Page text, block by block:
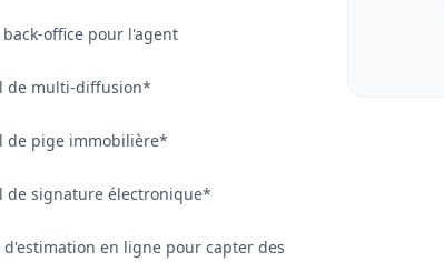
back-office pour l'agent
de multi-diffusion*
de pige immobilière*
de signature électronique*
d'estimation en ligne pour capter des